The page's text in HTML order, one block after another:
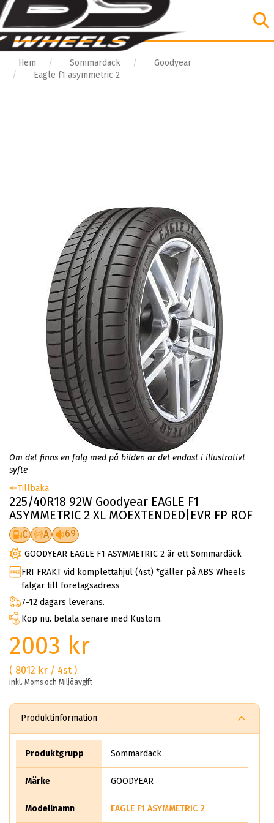
Hem Sommardäck
Goodyear
Eagle f1 asymmetric 2
Om det finns en fälg med på bilden är det endast i illustrativt
syfte
Tillbaka
225/40R18 92W Goodyear EAGLE F1
ASYMMETRIC 2 XL MOEXTENDED|EVR FP ROF
C A 69
GOODYEAR EAGLE F1 ASYMMETRIC 2 är ett Sommardäck
FRI FRAKT vid komplettahjul (4st) *gäller på ABS Wheels
fälgar till företagsadress
7-12 dagars leverans.
Köp nu. betala senare med Kustom.
2003 kr
( 8012 kr / 4st )
inkl. Moms och Miljöavgift
Produktinformation
Produktgrupp Sommardäck
Märke GOODYEAR
Modellnamn EAGLE F1 ASYMMETRIC 2